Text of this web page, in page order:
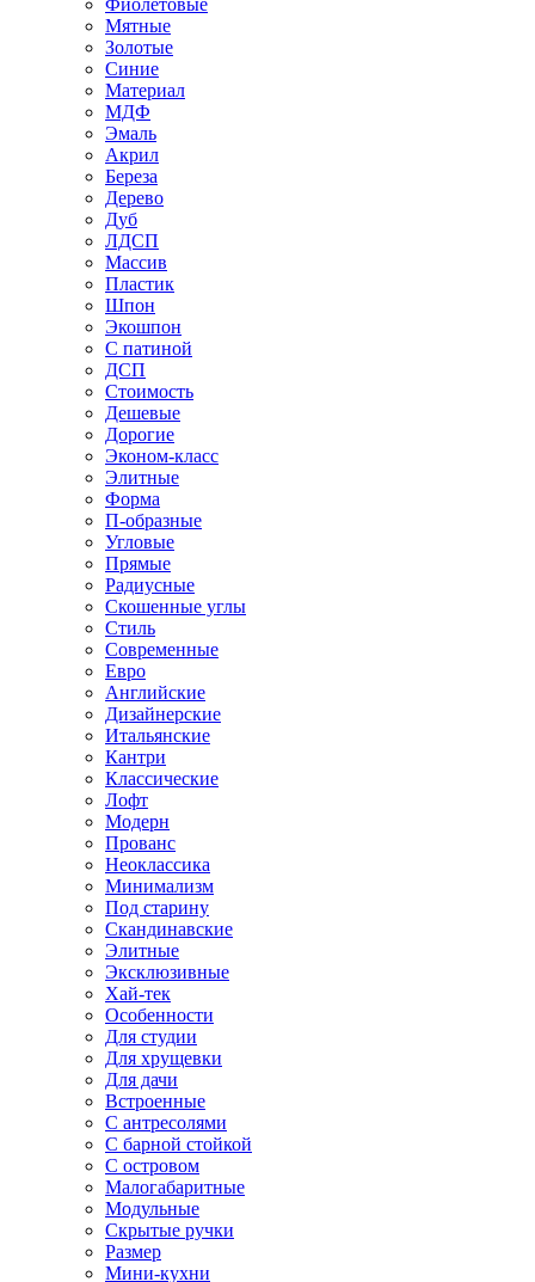
Фиолетовые
Мятные
Золотые
Синие
Материал
МДФ
Эмаль
Акрил
Береза
Дерево
Дуб
ЛДСП
Массив
Пластик
Шпон
Экошпон
С патиной
ДСП
Стоимость
Дешевые
Дорогие
Эконом-класс
Элитные
Форма
П-образные
Угловые
Прямые
Радиусные
Скошенные углы
Стиль
Современные
Евро
Английские
Дизайнерские
Итальянские
Кантри
Классические
Лофт
Модерн
Прованс
Неоклассика
Минимализм
Под старину
Скандинавские
Элитные
Эксклюзивные
Хай-тек
Особенности
Для студии
Для хрущевки
Для дачи
Встроенные
С антресолями
С барной стойкой
С островом
Малогабаритные
Модульные
Скрытые ручки
Размер
Мини-кухни